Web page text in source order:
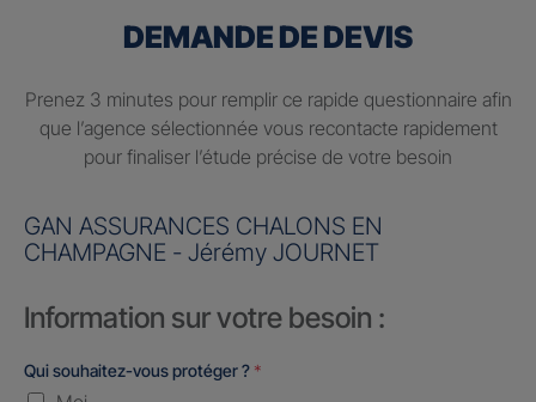
DEMANDE DE DEVIS
Prenez 3 minutes pour remplir ce rapide questionnaire afin
que l’agence sélectionnée vous recontacte rapidement
pour finaliser l’étude précise de votre besoin
GAN ASSURANCES CHALONS EN
CHAMPAGNE - Jérémy JOURNET
Information sur votre besoin :
Qui souhaitez-vous protéger ? *